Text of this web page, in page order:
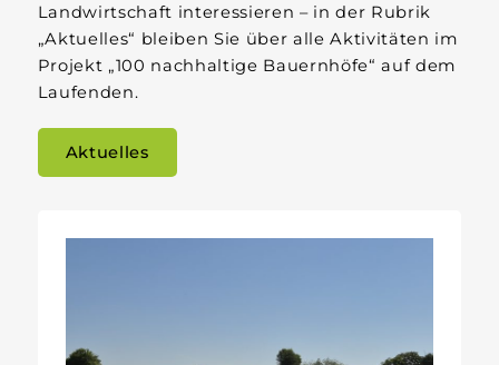
Land­­wirtschaft interessieren – in der Rubrik
„Aktuelles“ bleiben Sie über alle Aktivitäten im
Projekt „100 nach­haltige Bauern­höfe“ auf dem
Laufenden.
Aktuelles